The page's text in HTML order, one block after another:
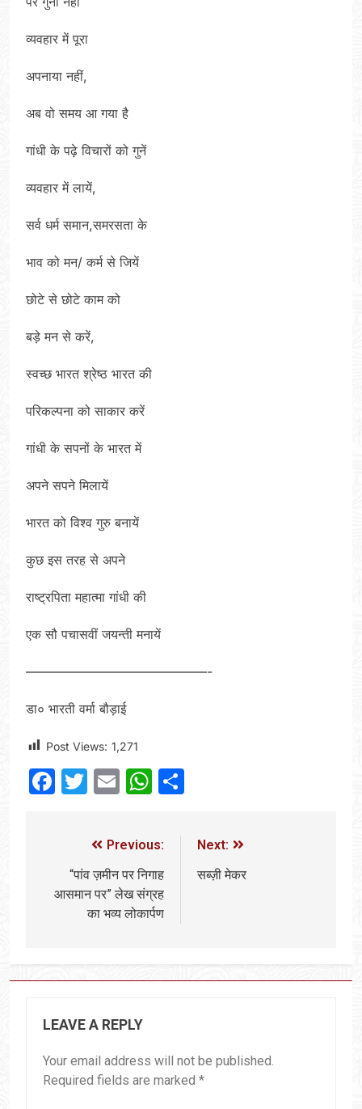
व्यवहार में पूरा
अपनाया नहीं,
अब वो समय आ गया है
गांधी के पढ़े विचारों को गुनें
व्यवहार में लायें,
सर्व धर्म समान,समरसता के
भाव को मन/ कर्म से जियें
छोटे से छोटे काम को
बड़े मन से करें,
स्वच्छ भारत श्रेष्ठ भारत की
परिकल्पना को साकार करें
गांधी के सपनों के भारत में
अपने सपने मिलायें
भारत को विश्व गुरु बनायें
कुछ इस तरह से अपने
राष्ट्रपिता महात्मा गांधी की
एक सौ पचासवीं जयन्ती मनायें
——————————————-
डा० भारती वर्मा बौड़ाई
Post Views: 1,271
Facebook
Twitter
EmailWhatsApp
Previous:
“पांव ज़मीन पर निगाह
आसमान पर” लेख संग्रह
का भव्य लोकार्पण
Next:
सब्ज़ी मेकर
LEAVE A REPLY
Your email address will not be published.
Required fields are marked *